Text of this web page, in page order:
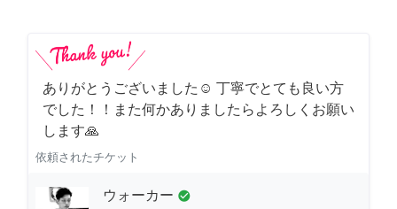
ありがとうございました☺️ 丁寧でとても良い方
でした！！また何かありましたらよろしくお願い
します🙏
依頼されたチケット
ウォーカー check_circle